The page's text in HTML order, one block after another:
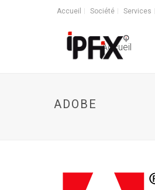
Accueil Société Services
Accueil
ADOBE